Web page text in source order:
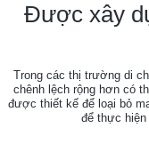
Được xây
Trong các thị trường di
chênh lệch rộng hơn có
được thiết kế để loại bỏ
để thực